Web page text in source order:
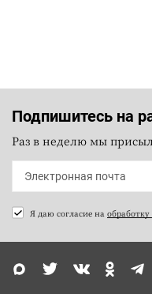
Подпишитесь на
Раз в неделю мы
Я даю согласие на